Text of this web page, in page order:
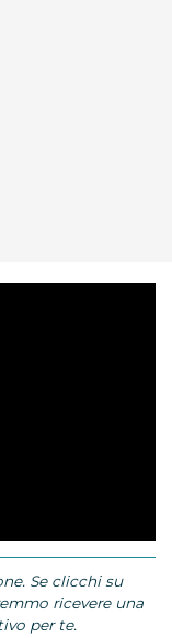
Se clicchi su
ricevere una
per te.